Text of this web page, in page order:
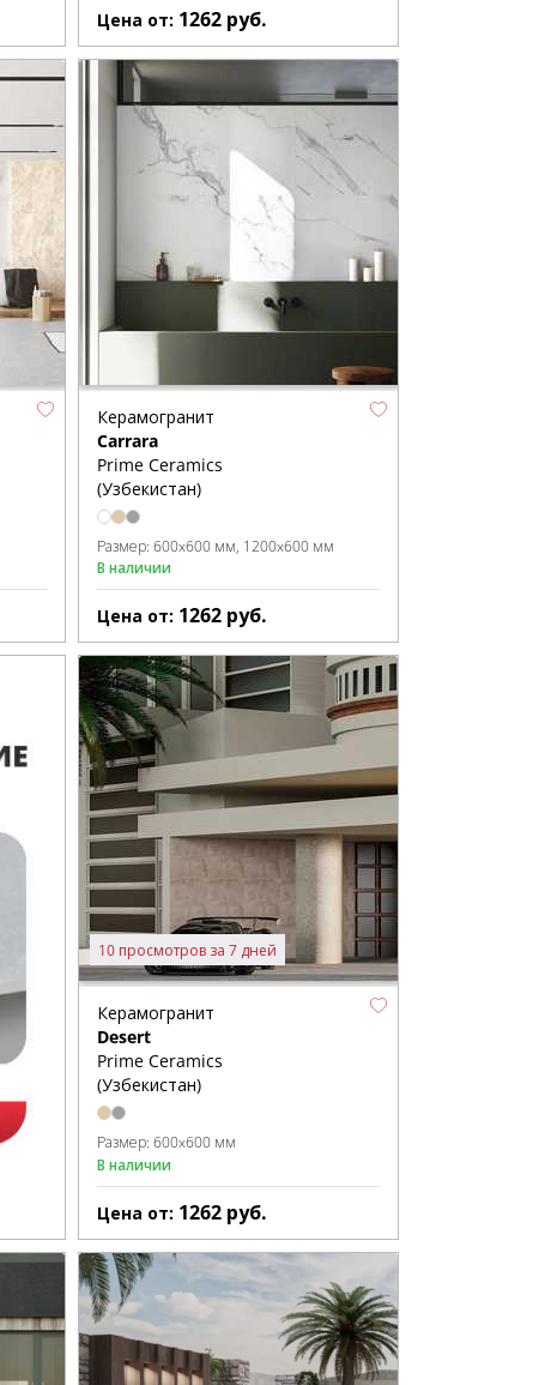
Цена от: 1262 руб.
Керамогранит
Carrara
Prime Ceramics
(Узбекистан)
Размер: 600x600 мм 1200x600 мм
В наличии
Цена от: 1262 руб.
10 просмотров за 7 дней
Керамогранит
Desert
Prime Ceramics
(Узбекистан)
Размер: 600x600 мм
В наличии
Цена от: 1262 руб.